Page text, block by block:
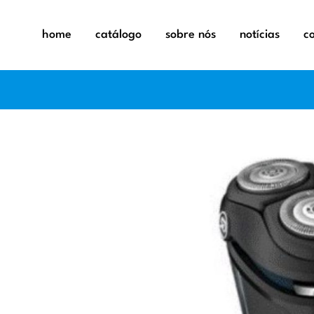
home catálogo
exaustor
fornos
placas
balanças
capa
sobre nós notícias